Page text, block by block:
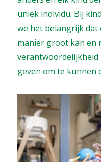
uniek individu. Bij
we het belangrijk
manier groot kan en
geven om te kunnen